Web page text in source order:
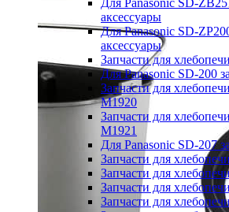
Для Panasonic SD-
аксессуары
Для Panasonic SD-
аксессуары
Запчасти для
Для Panasonic SD-200
Запчасти для
M1920
Запчасти для
M1921
Для Panasonic SD-207
Запчасти для
Запчасти для
Запчасти для
Запчасти для